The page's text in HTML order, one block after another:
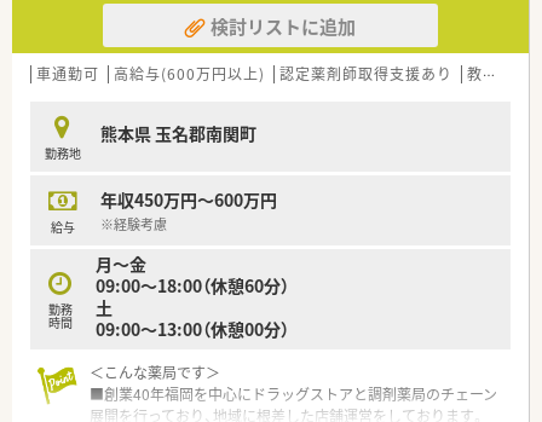
検討リストに追加
車通勤可 高給与(600万円以上) 認定薬剤師取得支援あり 教育制度あり
勤務地
熊本県 玉名郡南関町
給与
年収450万円～600万円
※経験考慮
勤務
時間
月～金
09:00～18:00（休憩60分）
土
09:00～13:00（休憩00分）
＜こんな薬局です＞
■創業40年福岡を中心にドラッグストアと調剤薬局のチェーン
展開を行っており、地域に根差した店舗運営をしております。